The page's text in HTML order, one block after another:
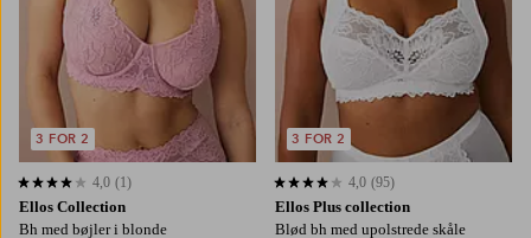
Ellos Collection
Bh med bøjler i blonde
4,0 baseret på 1 bedømmelser
4,0 (1)
3 FOR 2
Ellos Plus collection
Blød bh med upolstrede skåle
4,0 baseret på 95 bedømmelser
4,0 (95)
3 FOR 2